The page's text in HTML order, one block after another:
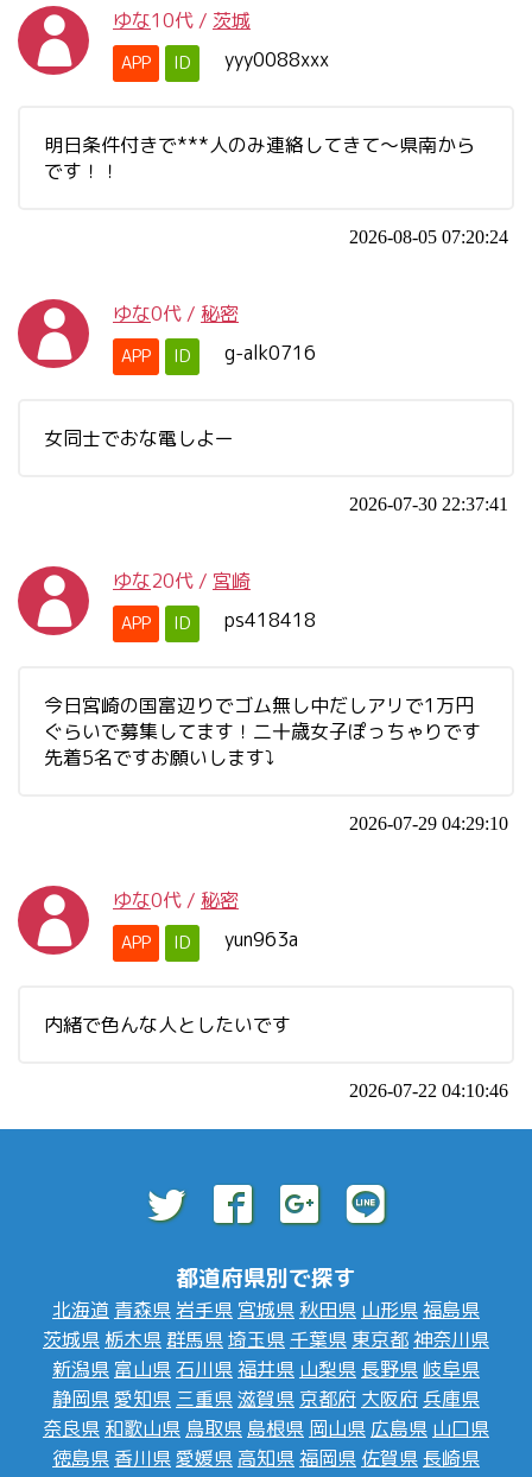
ゆな10代 / 茨城
APP ID yyy0088xxx
明日条件付きで***人のみ連絡してきて〜県南から
です！！
2026-08-05 07:20:24
ゆな0代 / 秘密
APP ID g-alk0716
女同士でおな電しよー
2026-07-30 22:37:41
ゆな20代 / 宮崎
APP ID ps418418
今日宮崎の国富辺りでゴム無し中だしアリで1万円
ぐらいで募集してます！二十歳女子ぽっちゃりです
先着5名ですお願いします⤵️
2026-07-29 04:29:10
ゆな0代 / 秘密
APP ID yun963a
内緒で色んな人としたいです
2026-07-22 04:10:46
都道府県別で探す
北海道 青森県 岩手県 宮城県 秋田県 山形県福島県
茨城県 栃木県群馬県埼玉県 千葉県 東京都神奈川県
新潟県 富山県 石川県福井県 山梨県 長野県 岐阜県
静岡県愛知県 三重県滋賀県 京都府 大阪府 兵庫県
奈良県 和歌山県 鳥取県 島根県 岡山県 広島県 山口県
徳島県 香川県愛媛県 高知県福岡県 佐賀県 長崎県